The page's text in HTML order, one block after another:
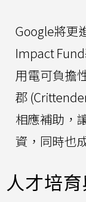
Google將更
Impact
用電可負擔
郡
相應補助，
資，同時也
人才培